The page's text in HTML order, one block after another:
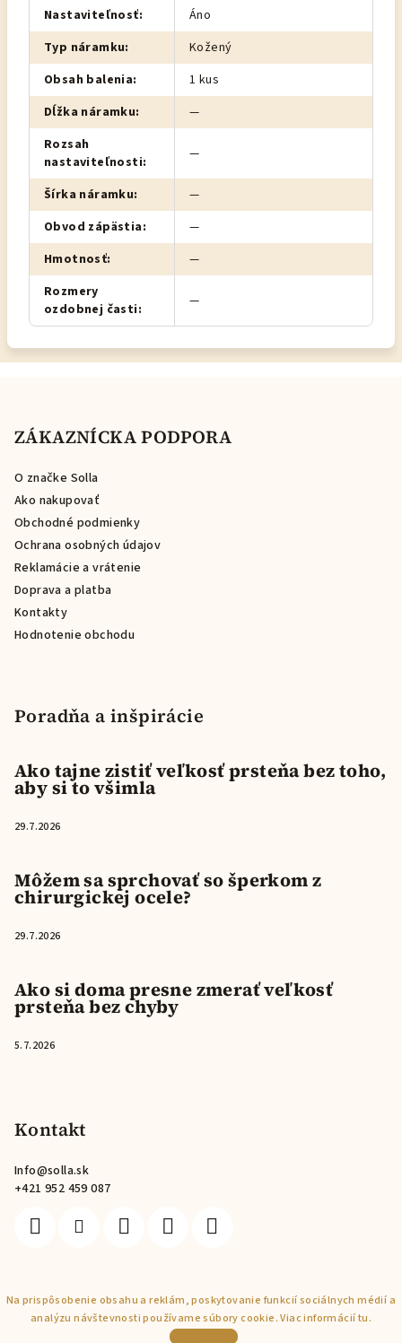
Na prispôsobenie obsahu a reklám, poskytovanie funkcií sociálnych médií a
analýzu návštevnosti používame súbory cookie. Viac informáciítu.
Nastaviteľnosť:
Áno
Typ náramku:
Kožený
Obsah balenia:
1 kus
Dĺžka náramku:
—
Rozsah
nastaviteľnosti: —
Šírka náramku:
—
Obvod zápästia:
—
Hmotnosť:
—
Rozmery
ozdobnej časti: —
ZÁKAZNÍCKA PODPORA
O značke Solla
Ako nakupovať
Obchodné podmienky
Ochrana osobných údajov
Reklamácie a vrátenie
Doprava a platba
Kontakty
Hodnotenie obchodu
Poradňa a inšpirácie
Ako tajne zistiť veľkosť prsteňa bez toho,
aby si to všimla
29.7.2026
Môžem sa sprchovať so šperkom z
chirurgickej ocele?
29.7.2026
Ako si doma presne zmerať veľkosť
prsteňa bez chyby
5.7.2026
Kontakt
Info@solla.sk
+421 952 459 087
Copyright 2026Solla. Všetky práva vyhradené.
Vytvoril Shoptet